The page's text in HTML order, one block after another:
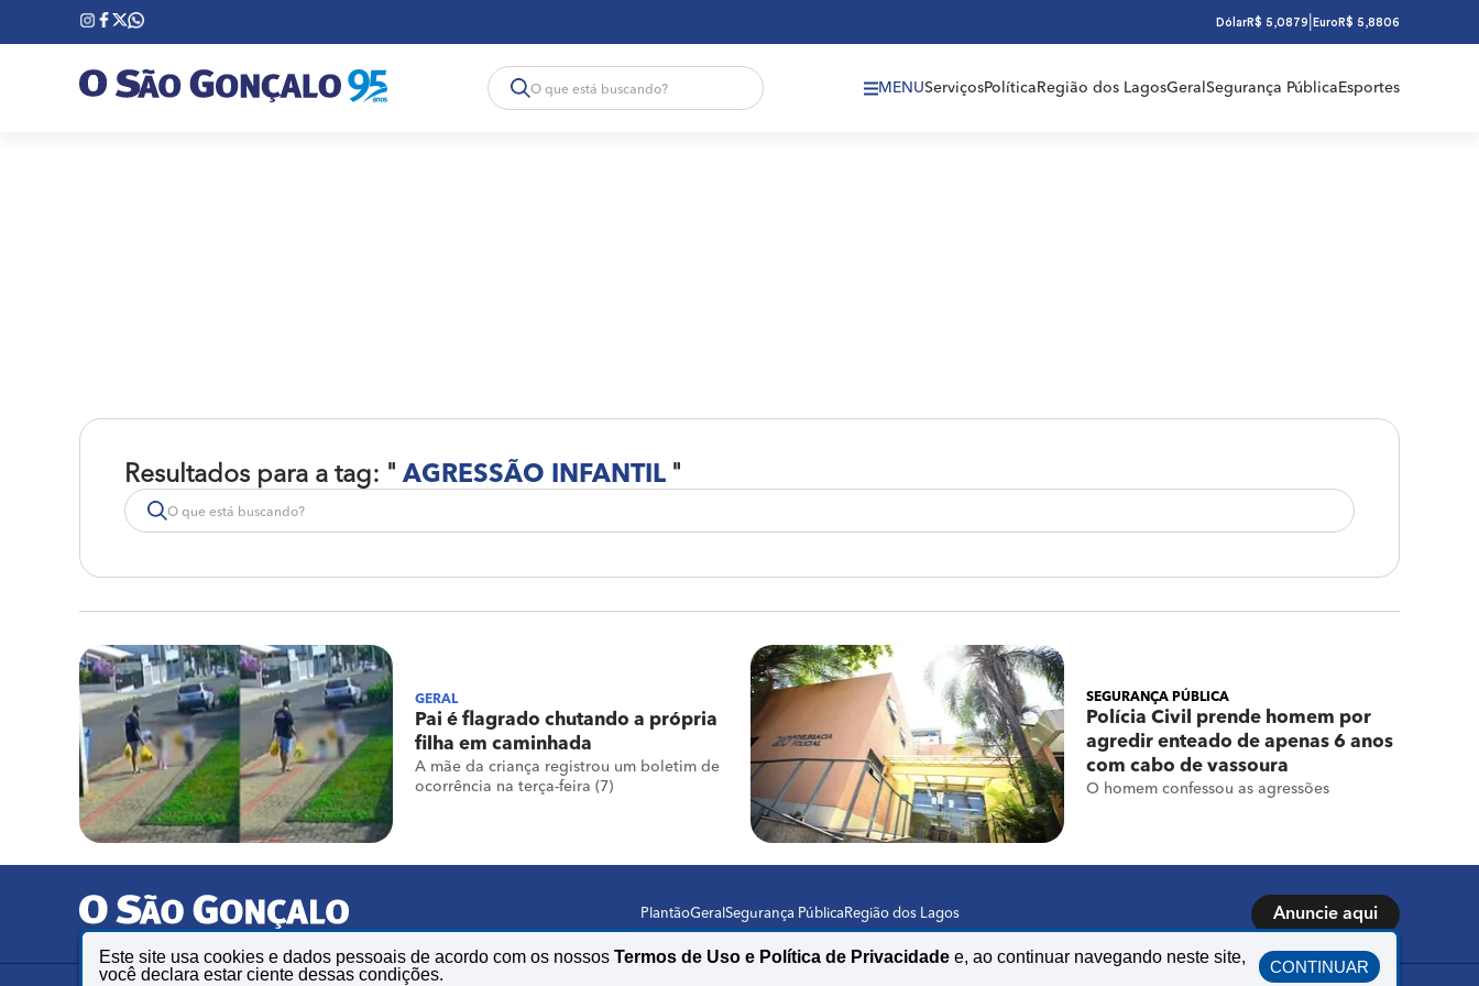
DólarR$ 5,0879 Euro R$ 5,8806
MENUServiçosPolítica Região dos LagosGeral Segurança Pública Esportes
Resultados para a tag: " AGRESSÃO INFANTIL "
GERAL
Pai é flagrado chutando a própria
filha em caminhada
A mãe da criança registrou um boletim de
ocorrência na terça-feira (7)
SEGURANÇA PÚBLICA
Polícia Civil prende homem por
agredir enteado de apenas 6 anos
com cabo de vassoura
O homem confessou as agressões
Este site usa cookies e dados pessoais de acordo com os nossos Termos de Uso e Política de Privacidade e, ao continuar navegando neste site,
você declara estar ciente dessas condições.
CONTINUAR
PlantãoGeral Segurança Pública Região dos Lagos Anuncie aqui